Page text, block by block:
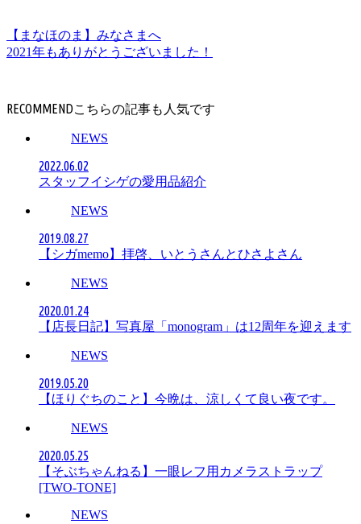
【まなほのま】みなさまへ
2021年もありがとうございました！
RECOMMEND
NEWS
2022.06.02
スタッフイシゲの愛用品紹介
NEWS
2019.08.27
【シガmemo】拝啓、いとうさんとひさよさん
NEWS
2020.01.24
【店長日記】写真屋「monogram」は12周年を迎えます
NEWS
2019.05.20
【ほりぐちのこと】今晩は、涼しくて良い夜です。
NEWS
2020.05.25
【そぶちゃんねる】一眼レフ用カメラストラップ
[TWO-TONE]
NEWS